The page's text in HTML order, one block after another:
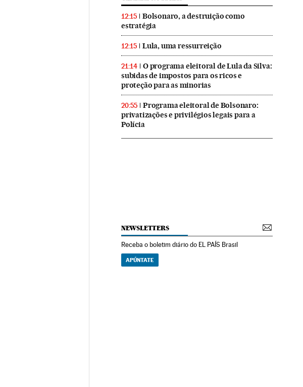
12:15
Bolsonaro, a destruição como
estratégia
12:15 Lula, uma ressurreição
21:14
O programa eleitoral de Lula da Silva:
subidas de impostos para os ricos e
proteção para as minorias
20:55
Programa eleitoral de Bolsonaro:
privatizações e privilégios legais para a
Polícia
NEWSLETTERS
Receba o boletim diário do EL PAÍS Brasil
APÚNTATE